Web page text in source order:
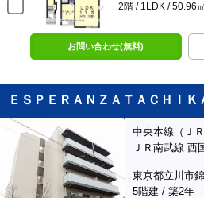
2階 / 1LDK / 50.96㎡
お問い合わせ(無料)
ＥＳＰＥＲＡＮＺＡＴＡＣＨＩＫ
中央本線（Ｊ
ＪＲ南武線 西
東京都立川市
5階建 / 築2年